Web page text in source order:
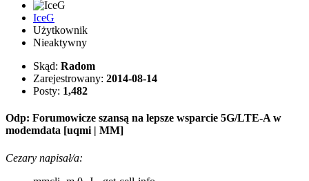
IceG
Użytkownik
Nieaktywny
Skąd: Radom
Zarejestrowany: 2014-08-14
Posty: 1,482
Odp: Forumowicze szansą na lepsze wsparcie 5G/LTE-A w
modemdata [uqmi | MM]
Cezary napisał/a: